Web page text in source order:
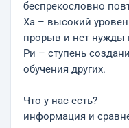
беспрекословно
Ха – высокий
прорыв и нет нужды
Ри – ступень
обучения других.
Что у нас есть?
информация и